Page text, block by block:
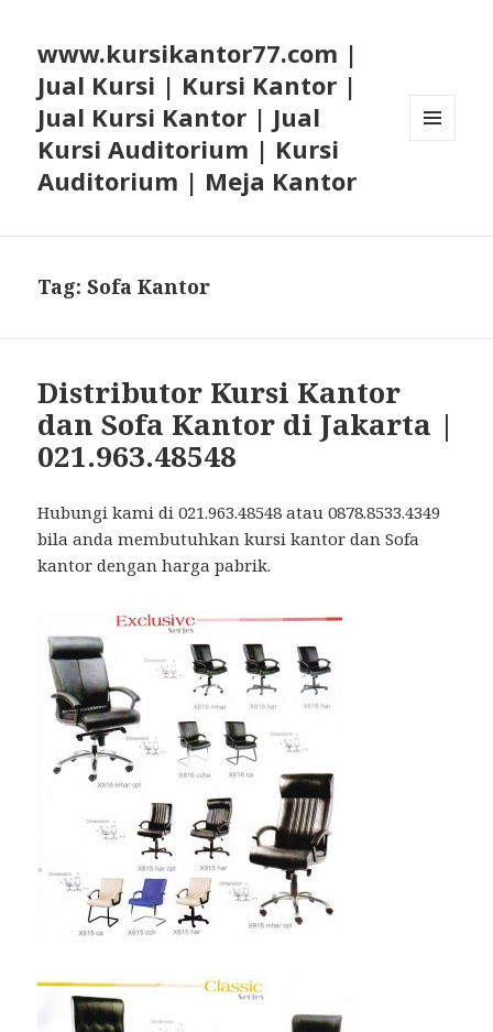
www.kursikantor77.com |
Jual Kursi | Kursi Kantor |
Jual Kursi Kantor | Jual
Kursi Auditorium | Kursi
Auditorium | Meja Kantor
Tag: Sofa Kantor
Distributor Kursi Kantor
dan Sofa Kantor di Jakarta |
021.963.48548
Hubungi kami di 021.963.48548 atau 0878.8533.4349
bila anda membutuhkan kursi kantor dan Sofa
kantor dengan harga pabrik.